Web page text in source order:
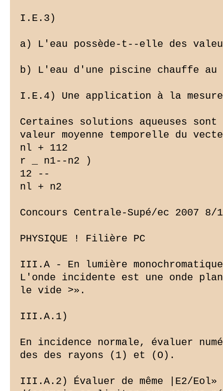
I.E.3)
a) L'eau possède-t--elle des
b) L'eau d'une piscine chauffe
I.E.4) Une application à la
Certaines solutions aqueuses
valeur moyenne temporelle du
nl + 112
r _ n1--n2 )
12 --
nl + n2
Concours Centrale-Supé/ec 2007 8/
PHYSIQUE ! Filière PC
III.A - En lumière monochromatique
L'onde incidente est une onde
le vide >».
III.A.1)
En incidence normale, évaluer
des des rayons (1) et (O).
III.A.2) Évaluer de même |E2/